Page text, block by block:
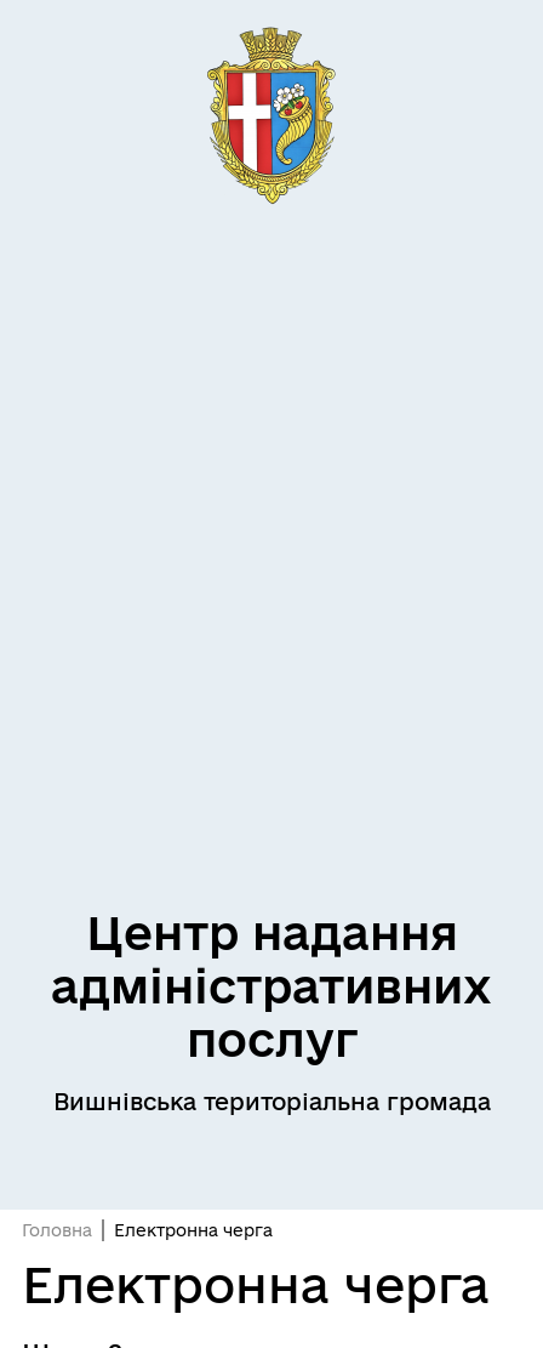
Центр надання
адміністративних
послуг
Вишнівська територіальна громада
Головна Електронна черга
Електронна черга